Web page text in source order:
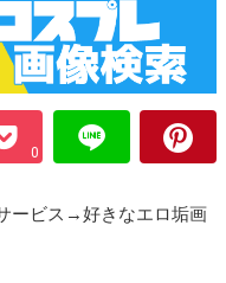
0
ービス→好きなエロ垢画